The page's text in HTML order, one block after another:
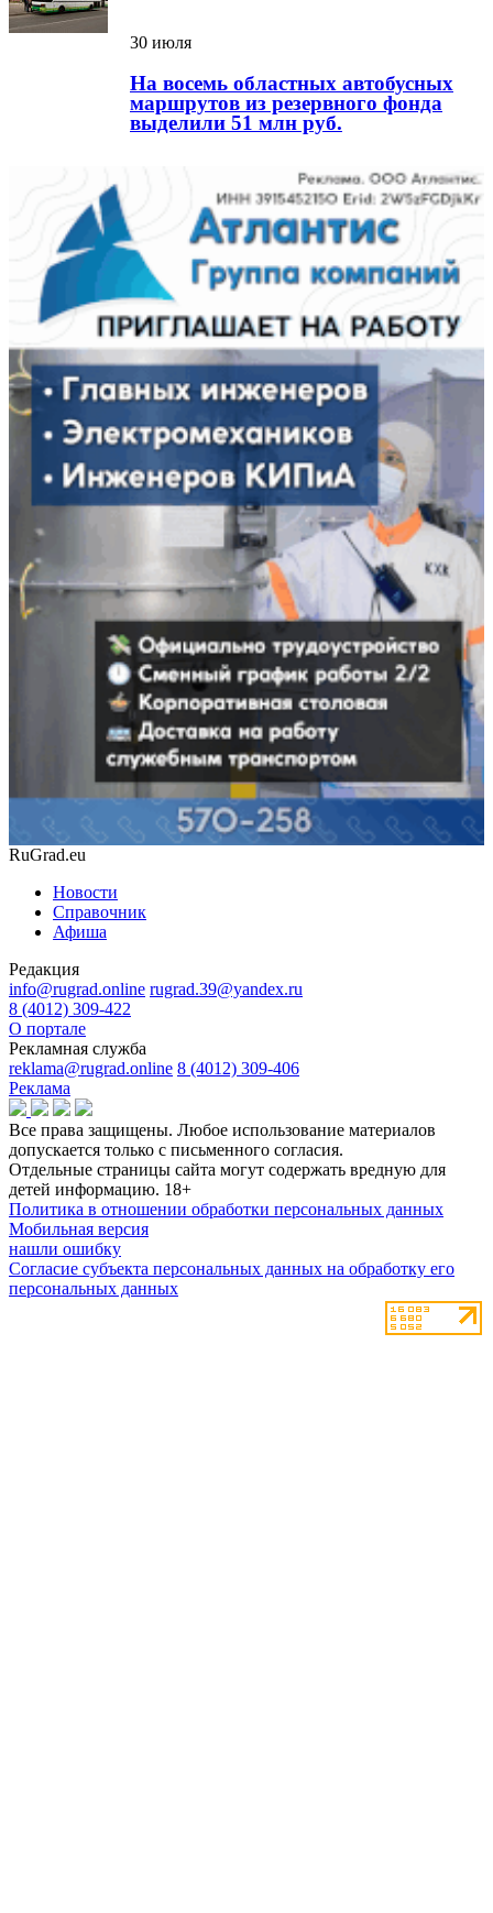
30 июля
На восемь областных автобусных
маршрутов из резервного фонда
выделили 51 млн руб.
RuGrad.eu
Новости
Справочник
Афиша
Редакция
info@rugrad.online rugrad.39@yandex.ru
8 (4012) 309-422
О портале
Рекламная служба
reklama@rugrad.online 8 (4012) 309-406
Реклама
Все права защищены. Любое использование материалов
допускается только с письменного согласия.
Отдельные страницы сайта могут содержать вредную для
детей информацию. 18+
Политика в отношении обработки персональных данных
Мобильная версия
нашли ошибку
Согласие субъекта персональных данных на обработку его
персональных данных